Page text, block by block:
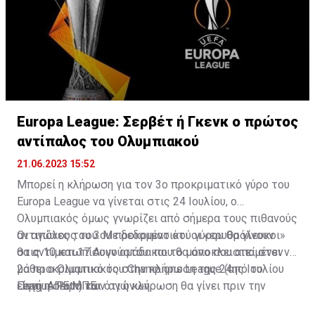
Europa League: Σερβέτ ή Γκενκ ο πρώτος
αντίπαλος του Ολυμπιακού
21.06.2023 15:52
Μπορεί η κλήρωση για τον 3ο προκριματικό γύρο του
Europa League να γίνεται στις 24 Ιουλίου, ο
Ολυμπιακός όμως γνωρίζει από σήμερα τους πιθανούς
αντιπάλους του. Με δεδομένο ότι οι «ερυθρόλευκοι»
θα αντιμετωπίσουν ομάδα που θα αποκλειστεί στον
2ο προκριματικό του Champions League (από το
League Path) και ότι η κλήρωση θα γίνει πριν την
Οι αγώνες του 3ου προκριματικού γύρου θα γίνουν
στις 10 και 17 Αυγούστου και το μόνο που απομένει να
μάθει ο Ολυμπιακός στην κλήρωση της 24ης Ιουλίου
είναι η σειρά των αγώνων.
Πηγή: ΑΠΕ ΜΠΕ